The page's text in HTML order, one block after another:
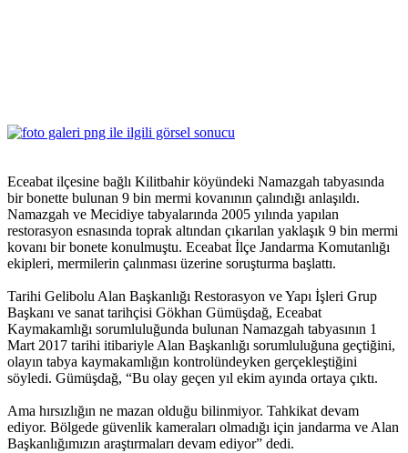
Eceabat ilçesine bağlı Kilitbahir köyündeki Namazgah tabyasında
bir bonette bulunan 9 bin mermi kovanının çalındığı anlaşıldı.
Namazgah ve Mecidiye tabyalarında 2005 yılında yapılan
restorasyon esnasında toprak altından çıkarılan yaklaşık 9 bin mermi
kovanı bir bonete konulmuştu. Eceabat İlçe Jandarma Komutanlığı
ekipleri, mermilerin çalınması üzerine soruşturma başlattı.
Tarihi Gelibolu Alan Başkanlığı Restorasyon ve Yapı İşleri Grup
Başkanı ve sanat tarihçisi Gökhan Gümüşdağ, Eceabat
Kaymakamlığı sorumluluğunda bulunan Namazgah tabyasının 1
Mart 2017 tarihi itibariyle Alan Başkanlığı sorumluluğuna geçtiğini,
olayın tabya kaymakamlığın kontrolündeyken gerçekleştiğini
söyledi. Gümüşdağ, “Bu olay geçen yıl ekim ayında ortaya çıktı.
Ama hırsızlığın ne mazan olduğu bilinmiyor. Tahkikat devam
ediyor. Bölgede güvenlik kameraları olmadığı için jandarma ve Alan
Başkanlığımızın araştırmaları devam ediyor” dedi.